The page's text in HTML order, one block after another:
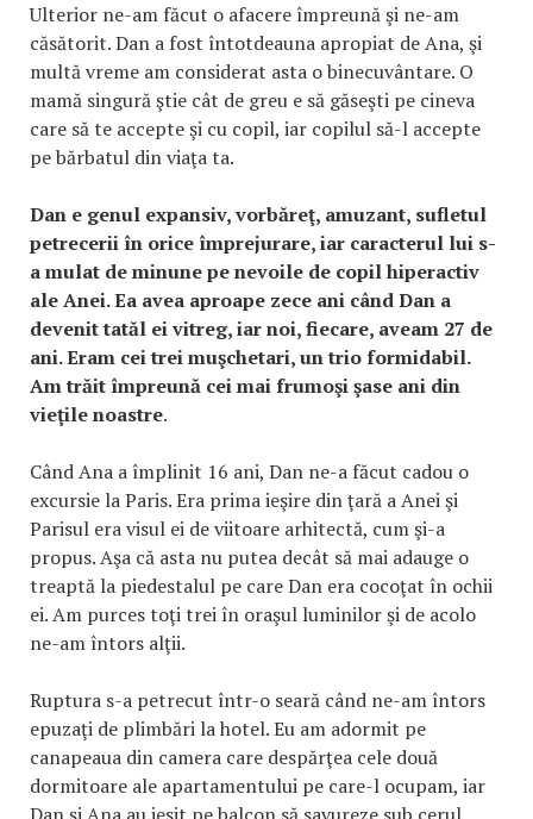
Ulterior ne-am făcut o afacere împreună şi ne-am
căsătorit. Dan a fost întotdeauna apropiat de Ana, şi
multă vreme am considerat asta o binecuvântare. O
mamă singură ştie cât de greu e să găseşti pe cineva
care să te accepte şi cu copil, iar copilul să-l accepte
pe bărbatul din viaţa ta.
Dan e genul expansiv, vorbăreţ, amuzant, sufletul
petrecerii în orice împrejurare, iar caracterul lui s-
a mulat de minune pe nevoile de copil hiperactiv
ale Anei. Ea avea aproape zece ani când Dan a
devenit tatăl ei vitreg, iar noi, fiecare, aveam 27 de
ani. Eram cei trei muşchetari, un trio formidabil.
Am trăit împreună cei mai frumoşi şase ani din
vieţile noastre.
Când Ana a împlinit 16 ani, Dan ne-a făcut cadou o
excursie la Paris. Era prima ieşire din ţară a Anei şi
Parisul era visul ei de viitoare arhitectă, cum şi-a
propus. Aşa că asta nu putea decât să mai adauge o
treaptă la piedestalul pe care Dan era cocoţat în ochii
ei. Am purces toţi trei în oraşul luminilor şi de acolo
ne-am întors alţii.
Ruptura s-a petrecut într-o seară când ne-am întors
epuzaţi de plimbări la hotel. Eu am adormit pe
canapeaua din camera care despărţea cele două
dormitoare ale apartamentului pe care-l ocupam, iar